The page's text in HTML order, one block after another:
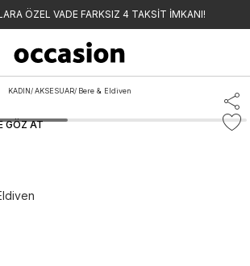
ÖZEL VADE FARKSIZ 4 TAKSİT İMKANI!
KADIN/ AKSESUAR/ Bere & Eldiven
GÖZ AT